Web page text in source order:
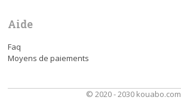
Aide
Faq
Moyens de paiements
© 2020 - 2030 kouabo.com